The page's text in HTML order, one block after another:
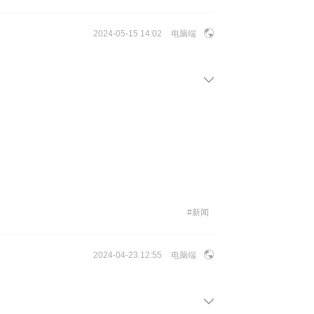
2024-05-15 14:02 电脑端
#新闻
2024-04-23 12:55 电脑端